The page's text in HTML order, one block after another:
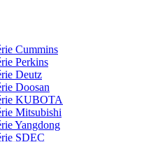
Cummins
Perkins
Deutz
Doosan
KUBOTA
Mitsubishi
Yangdong
SDEC